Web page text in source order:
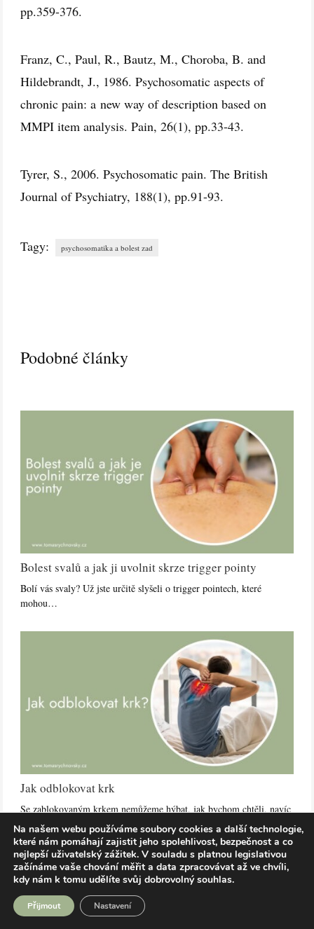
pp.359-376.
Franz, C., Paul, R., Bautz, M., Choroba, B. and
Hildebrandt, J., 1986. Psychosomatic aspects of
chronic pain: a new way of description based on
MMPI item analysis. Pain, 26(1), pp.33-43.
Tyrer, S., 2006. Psychosomatic pain. The British
Journal of Psychiatry, 188(1), pp.91-93.
Tagy: psychosomatika a bolest zad
Podobné články
Bolest svalů a jak ji uvolnit skrze trigger pointy
Bolí vás svaly? Už jste určitě slyšeli o trigger pointech, které
mohou…
Jak odblokovat krk
Se zablokovaným krkem nemůžeme hýbat, jak bychom chtěli, navíc
nás dokáže potrápit…
Na našem webu používáme soubory cookies a další technologie,
které nám pomáhají zajistit jeho spolehlivost, bezpečnost a co
nejlepší uživatelský zážitek. V souladu s platnou legislativou
začínáme vaše chování měřit a data zpracovávat až ve chvíli,
kdy nám k tomu udělíte svůj dobrovolný souhlas.
Přijmout Nastavení